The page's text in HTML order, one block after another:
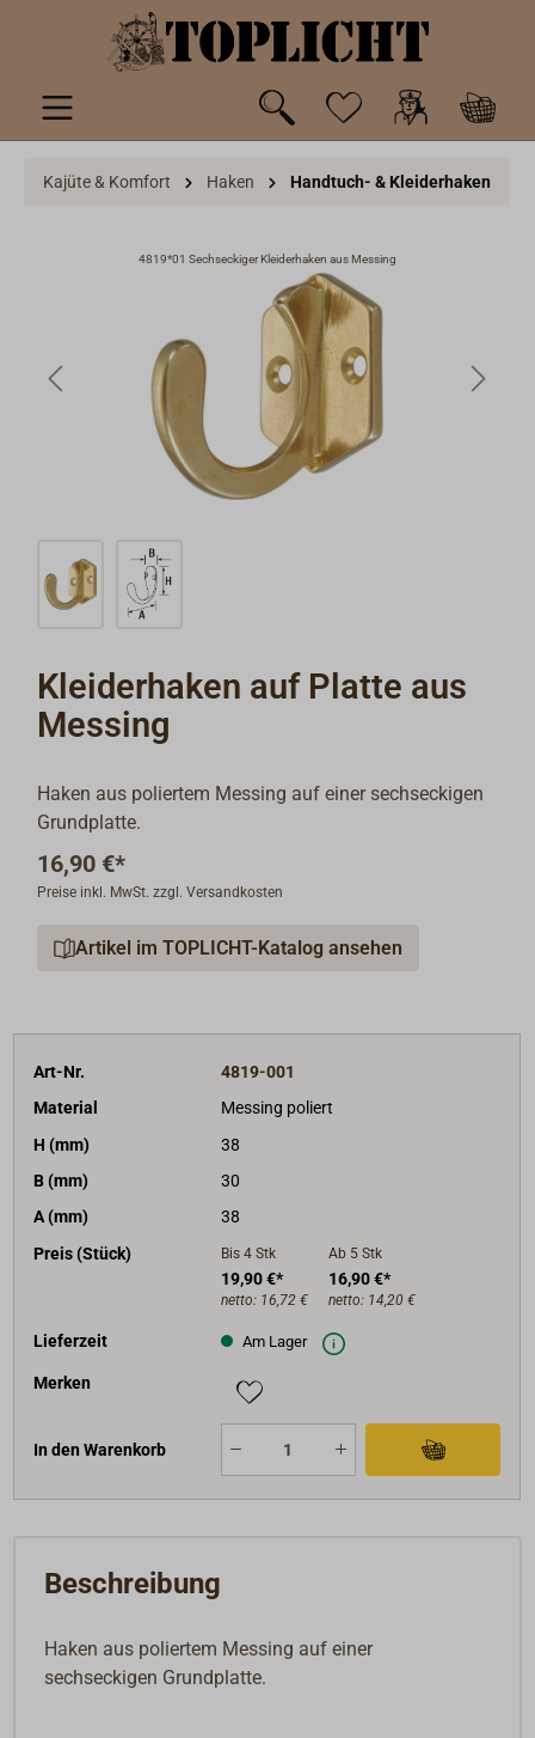
springen
Kajüte & Komfort Haken Handtuch- & Kleiderhaken
4819*01 Sechseckiger Kleiderhaken aus Messing
Kleiderhaken auf Platte aus
Messing
Haken aus poliertem Messing auf einer sechseckigen
Grundplatte.
16,90 €*
Preise inkl. MwSt. zzgl. Versandkosten
Artikel im TOPLICHT-Katalog ansehen
Art-Nr.
4819-001
Material
Messing poliert
H (mm)
38
B (mm)
30
A (mm)
38
Preis (Stück)
Bis 4 Stk
19,90 €*
netto: 16,72 €
Ab 5 Stk
16,90 €*
netto: 14,20 €
Lieferzeit Am Lager
Merken
In den Warenkorb
Beschreibung
Haken aus poliertem Messing auf einer
sechseckigen Grundplatte.